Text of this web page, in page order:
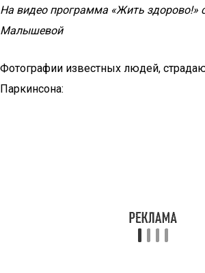
На видео программа «Жить здорово!»
Малышевой
Фотографии известных людей,
Паркинсона: